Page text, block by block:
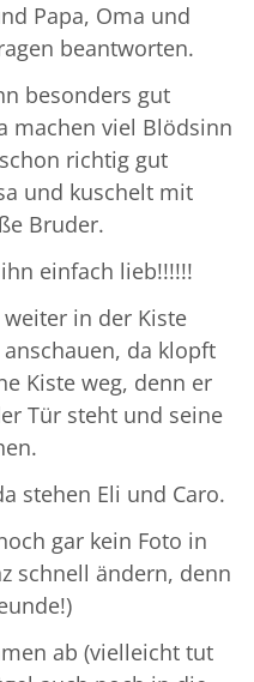
Papa, Oma und
beantworten.
besonders gut
machen viel Blödsinn
richtig gut
und kuschelt mit
Bruder.
einfach lieb!!!!!!
in der Kiste
da klopft
Kiste weg, denn er
Tür steht und seine
stehen Eli und Caro.
gar kein Foto in
schnell ändern, denn
ab (vielleicht tut